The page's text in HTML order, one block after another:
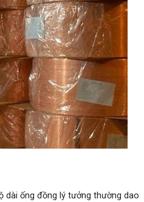
dài ống đồng lý tưởng thường dao